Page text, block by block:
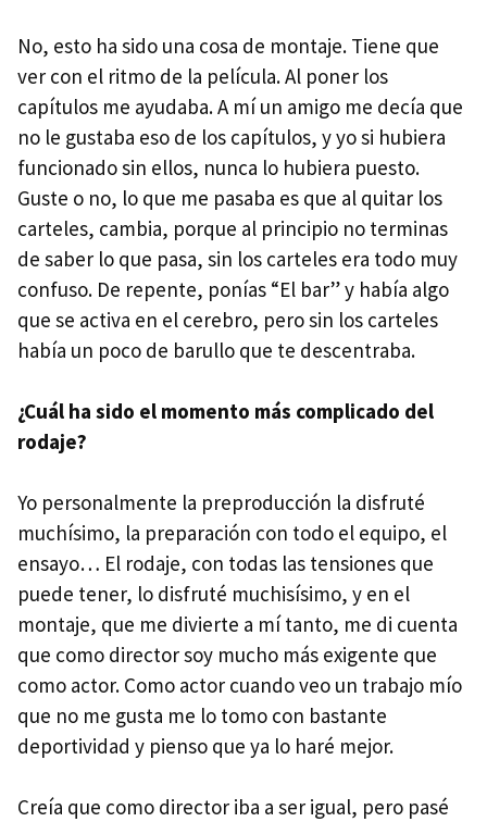
No, esto ha sido una cosa de montaje. Tiene que
ver con el ritmo de la película. Al poner los
capítulos me ayudaba. A mí un amigo me decía que
no le gustaba eso de los capítulos, y yo si hubiera
funcionado sin ellos, nunca lo hubiera puesto.
Guste o no, lo que me pasaba es que al quitar los
carteles, cambia, porque al principio no terminas
de saber lo que pasa, sin los carteles era todo muy
confuso. De repente, ponías “El bar” y había algo
que se activa en el cerebro, pero sin los carteles
había un poco de barullo que te descentraba.
¿Cuál ha sido el momento más complicado del
rodaje?
Yo personalmente la preproducción la disfruté
muchísimo, la preparación con todo el equipo, el
ensayo… El rodaje, con todas las tensiones que
puede tener, lo disfruté muchisísimo, y en el
montaje, que me divierte a mí tanto, me di cuenta
que como director soy mucho más exigente que
como actor. Como actor cuando veo un trabajo mío
que no me gusta me lo tomo con bastante
deportividad y pienso que ya lo haré mejor.
Creía que como director iba a ser igual, pero pasé